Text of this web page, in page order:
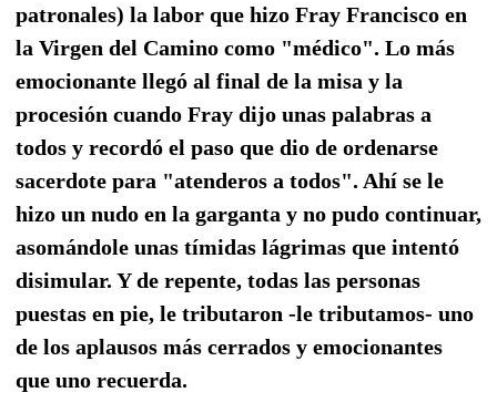
patronales) la labor que hizo Fray Francisco en
la Virgen del Camino como "médico". Lo más
emocionante llegó al final de la misa y la
procesión cuando Fray dijo unas palabras a
todos y recordó el paso que dio de ordenarse
sacerdote para "atenderos a todos". Ahí se le
hizo un nudo en la garganta y no pudo continuar,
asomándole unas tímidas lágrimas que intentó
disimular. Y de repente, todas las personas
puestas en pie, le tributaron -le tributamos- uno
de los aplausos más cerrados y emocionantes
que uno recuerda.